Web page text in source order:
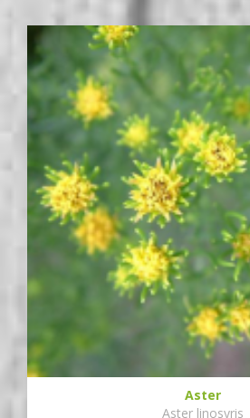
Aster
Aster linosyris